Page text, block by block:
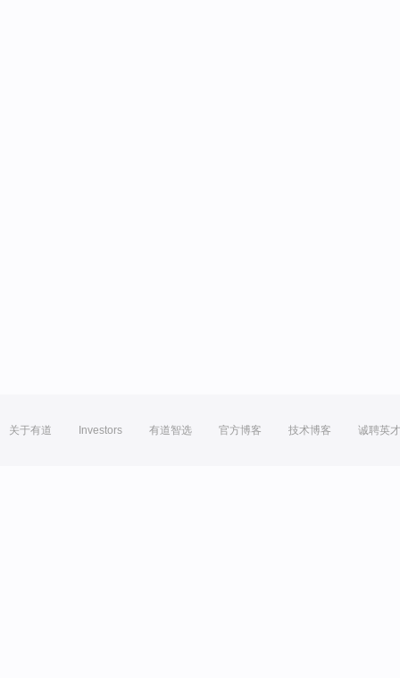
关于有道 Investors 有道智选 官方博客 技术博客 诚聘英才